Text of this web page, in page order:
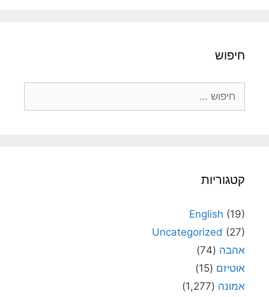
חיפוש
קטגוריות
English (19)
Uncategorized (27)
אהבה (74)
אוטיזם (15)
אמונה (1,277)